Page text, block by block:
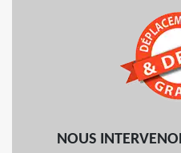
NOUS